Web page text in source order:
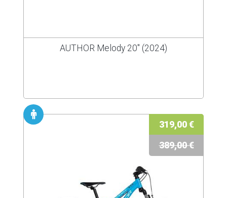
AUTHOR Melody 20" (2024)
319,00 €
389,00 €